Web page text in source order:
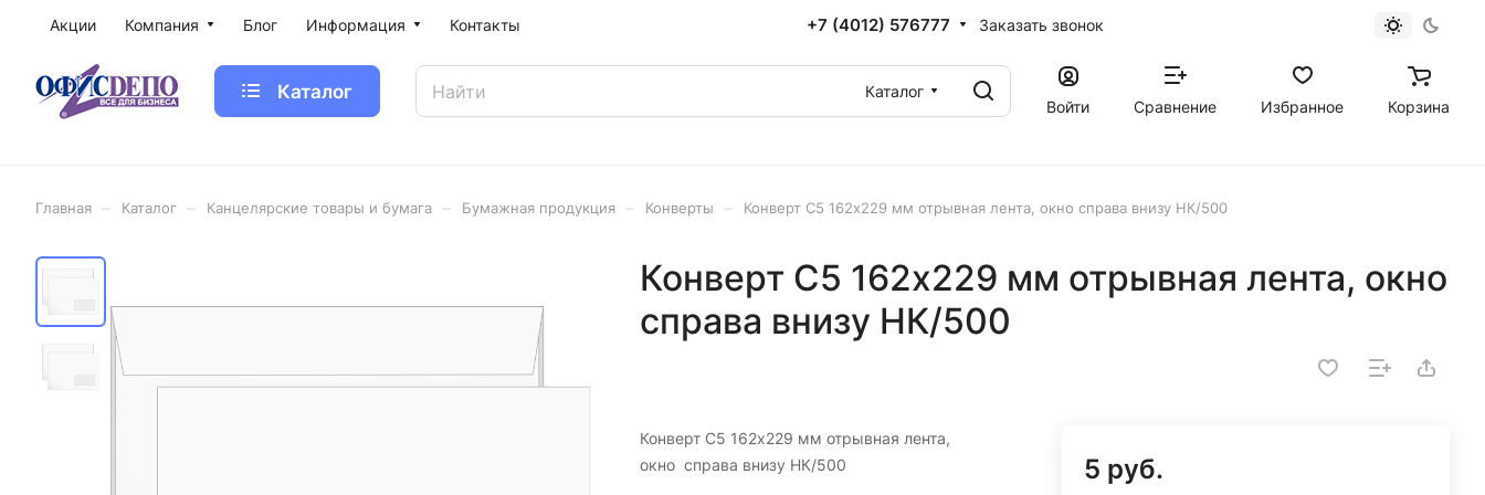
Акции Компания Блог Информация Контакты +7 (4012) 576777 Заказать звонок
Каталог
Каталог
Войти
Сравнение Избранное Корзина
Главная Каталог Канцелярские товары и бумага Бумажная продукция Конверты Конверт C5 162х229 мм отрывная лента, окно справа внизу НК/500
Конверт C5 162х229 мм отрывная лента, окно
справа внизу НК/500
Конверт C5 162х229 мм отрывная лента,
окно справа внизу НК/500
5 руб.